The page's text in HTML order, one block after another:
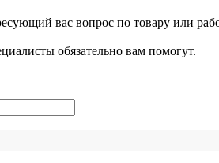
вас вопрос по товару или
обязательно вам помогут.